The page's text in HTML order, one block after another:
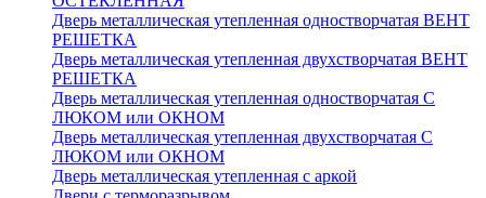
Дверь металлическая утепленная одностворчатая ВЕНТ
РЕШЕТКА
Дверь металлическая утепленная двухстворчатая ВЕНТ
РЕШЕТКА
Дверь металлическая утепленная одностворчатая С
ЛЮКОМ или ОКНОМ
Дверь металлическая утепленная двухстворчатая С
ЛЮКОМ или ОКНОМ
Дверь металлическая утепленная с аркой